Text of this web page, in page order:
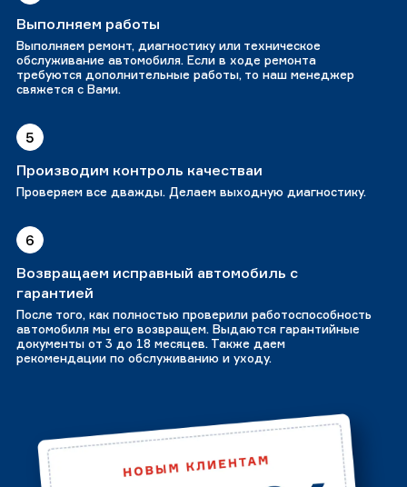
Выполняем работы
Выполняем ремонт, диагностику или техническое
обслуживание автомобиля. Если в ходе ремонта
требуются дополнительные работы, то наш менеджер
свяжется с Вами.
5
Производим контроль качестваи
Проверяем все дважды. Делаем выходную диагностику.
6
Возвращаем исправный автомобиль с
гарантией
После того, как полностью проверили работоспособность
автомобиля мы его возвращем. Выдаются гарантийные
документы от 3 до 18 месяцев. Также даем
рекомендации по обслуживанию и уходу.